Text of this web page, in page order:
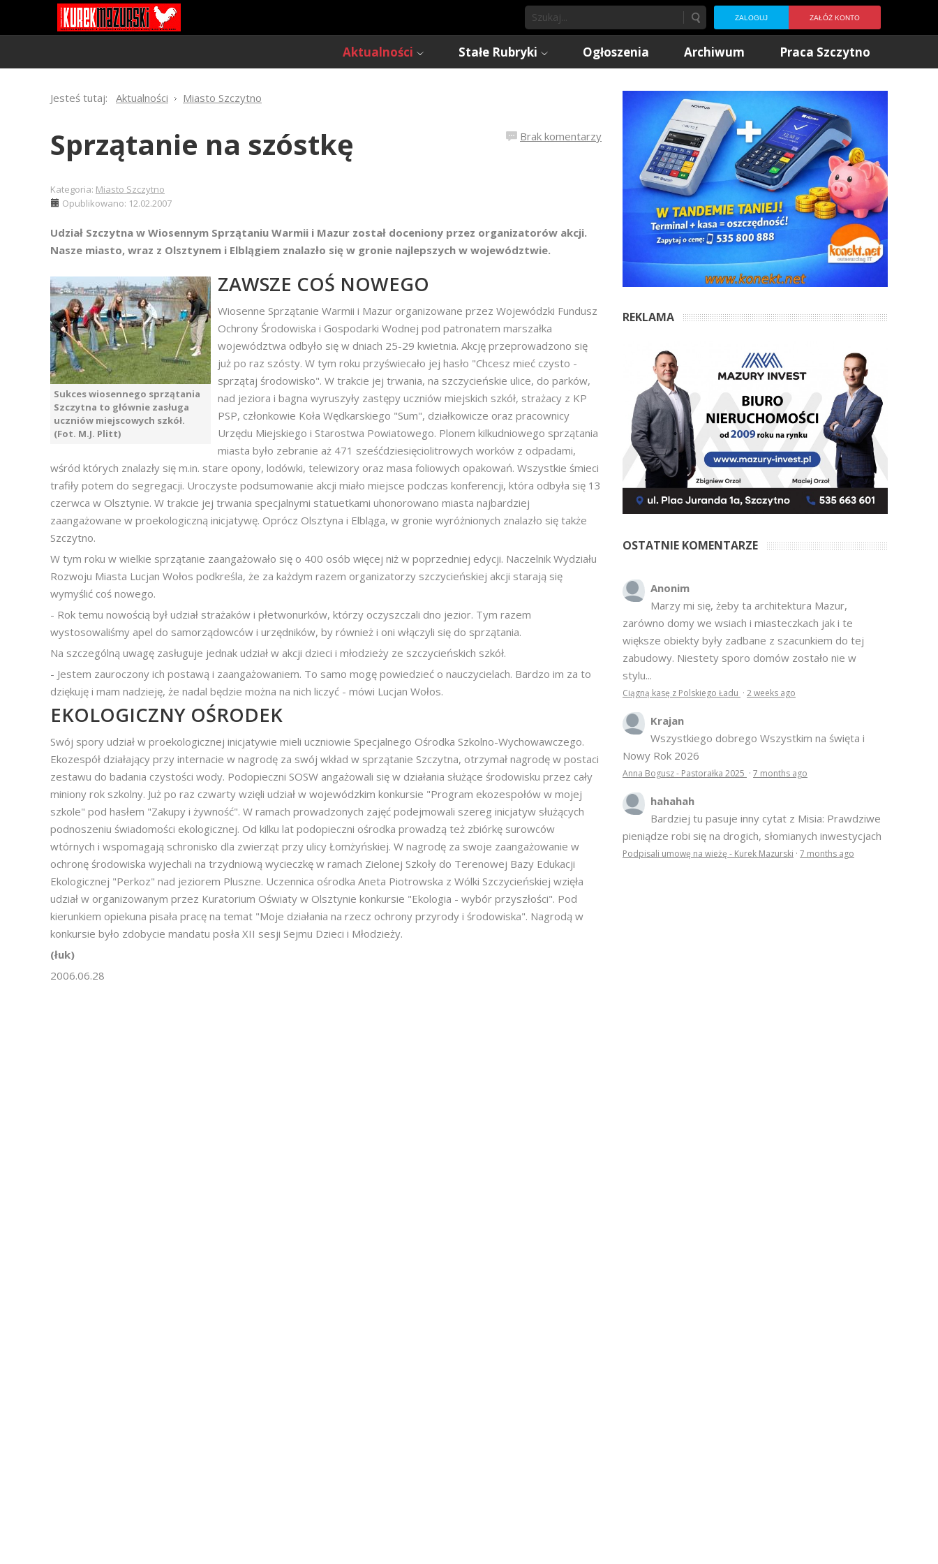
ZALOGUJ ZAŁÓŻ KONTO
Aktualności Stałe Rubryki Ogłoszenia Archiwum Praca Szczytno
Jesteś tutaj: Aktualności Miasto Szczytno
Brak komentarzy
Sprzątanie na szóstkę
Kategoria: Miasto Szczytno
Opublikowano: 12.02.2007
Udział Szczytna w Wiosennym Sprzątaniu Warmii i Mazur został doceniony przez organizatorów akcji.
Nasze miasto, wraz z Olsztynem i Elblągiem znalazło się w gronie najlepszych w województwie.
Sukces wiosennego sprzątania
Szczytna to głównie zasługa
uczniów miejscowych szkół.
(Fot. M.J. Plitt)
ZAWSZE COŚ NOWEGO
Wiosenne Sprzątanie Warmii i Mazur organizowane przez Wojewódzki Fundusz
Ochrony Środowiska i Gospodarki Wodnej pod patronatem marszałka
województwa odbyło się w dniach 25-29 kwietnia. Akcję przeprowadzono się
już po raz szósty. W tym roku przyświecało jej hasło "Chcesz mieć czysto -
sprzątaj środowisko". W trakcie jej trwania, na szczycieńskie ulice, do parków,
nad jeziora i bagna wyruszyły zastępy uczniów miejskich szkół, strażacy z KP
PSP, członkowie Koła Wędkarskiego "Sum", działkowicze oraz pracownicy
Urzędu Miejskiego i Starostwa Powiatowego. Plonem kilkudniowego sprzątania
miasta było zebranie aż 471 sześćdziesięciolitrowych worków z odpadami,
wśród których znalazły się m.in. stare opony, lodówki, telewizory oraz masa foliowych opakowań. Wszystkie śmieci
trafiły potem do segregacji. Uroczyste podsumowanie akcji miało miejsce podczas konferencji, która odbyła się 13
czerwca w Olsztynie. W trakcie jej trwania specjalnymi statuetkami uhonorowano miasta najbardziej
zaangażowane w proekologiczną inicjatywę. Oprócz Olsztyna i Elbląga, w gronie wyróżnionych znalazło się także
Szczytno.
W tym roku w wielkie sprzątanie zaangażowało się o 400 osób więcej niż w poprzedniej edycji. Naczelnik Wydziału
Rozwoju Miasta Lucjan Wołos podkreśla, że za każdym razem organizatorzy szczycieńskiej akcji starają się
wymyślić coś nowego.
- Rok temu nowością był udział strażaków i płetwonurków, którzy oczyszczali dno jezior. Tym razem
wystosowaliśmy apel do samorządowców i urzędników, by również i oni włączyli się do sprzątania.
Na szczególną uwagę zasługuje jednak udział w akcji dzieci i młodzieży ze szczycieńskich szkół.
- Jestem zauroczony ich postawą i zaangażowaniem. To samo mogę powiedzieć o nauczycielach. Bardzo im za to
dziękuję i mam nadzieję, że nadal będzie można na nich liczyć - mówi Lucjan Wołos.
EKOLOGICZNY OŚRODEK
Swój spory udział w proekologicznej inicjatywie mieli uczniowie Specjalnego Ośrodka Szkolno-Wychowawczego.
Ekozespół działający przy internacie w nagrodę za swój wkład w sprzątanie Szczytna, otrzymał nagrodę w postaci
zestawu do badania czystości wody. Podopieczni SOSW angażowali się w działania służące środowisku przez cały
miniony rok szkolny. Już po raz czwarty wzięli udział w wojewódzkim konkursie "Program ekozespołów w mojej
szkole" pod hasłem "Zakupy i żywność". W ramach prowadzonych zajęć podejmowali szereg inicjatyw służących
podnoszeniu świadomości ekologicznej. Od kilku lat podopieczni ośrodka prowadzą też zbiórkę surowców
wtórnych i wspomagają schronisko dla zwierząt przy ulicy Łomżyńskiej. W nagrodę za swoje zaangażowanie w
ochronę środowiska wyjechali na trzydniową wycieczkę w ramach Zielonej Szkoły do Terenowej Bazy Edukacji
Ekologicznej "Perkoz" nad jeziorem Pluszne. Uczennica ośrodka Aneta Piotrowska z Wólki Szczycieńskiej wzięła
udział w organizowanym przez Kuratorium Oświaty w Olsztynie konkursie "Ekologia - wybór przyszłości". Pod
kierunkiem opiekuna pisała pracę na temat "Moje działania na rzecz ochrony przyrody i środowiska". Nagrodą w
konkursie było zdobycie mandatu posła XII sesji Sejmu Dzieci i Młodzieży.
(łuk)
2006.06.28
REKLAMA
OSTATNIE KOMENTARZE
Anonim
Marzy mi się, żeby ta architektura Mazur,
zarówno domy we wsiach i miasteczkach jak i te
większe obiekty były zadbane z szacunkiem do tej
zabudowy. Niestety sporo domów zostało nie w
stylu...
Ciągną kasę z Polskiego Ładu · 2 weeks ago
Krajan
Wszystkiego dobrego Wszystkim na święta i
Nowy Rok 2026
Anna Bogusz - Pastorałka 2025 · 7 months ago
hahahah
Bardziej tu pasuje inny cytat z Misia: Prawdziwe
pieniądze robi się na drogich, słomianych inwestycjach
Podpisali umowę na wieżę - Kurek Mazurski · 7 months ago